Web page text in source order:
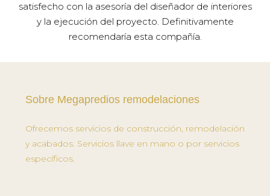
satisfecho con la asesoría del diseñador de interiores
y la ejecución del proyecto. Definitivamente
recomendaría esta compañía.
Sobre Megapredios remodelaciones
Ofrecemos servicios de construcción, remodelación
y acabados. Servicios llave en mano o por servicios
específicos.